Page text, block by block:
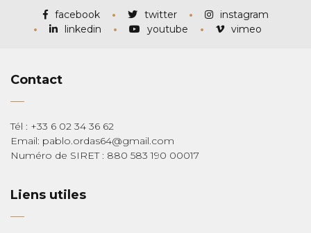
facebook twitter
instagram
linkedin
youtube vimeo
Contact
Tél : +33 6 02 34 36 62
Email: pablo.ordas64@gmail.com
Numéro de SIRET : 880 583 190 00017
Liens utiles